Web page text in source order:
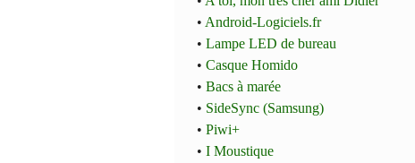
• Android-Logiciels.fr
•Lampe LED de bureau
•Casque Homido
•Bacs à marée
• SideSync (Samsung)
•Piwi+
•I Moustique